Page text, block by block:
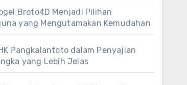
Broto4D Menjadi Pilihan
yang Mengutamakan Kemudahan
Pangkalantoto dalam Penyajian
yang Lebih Jelas